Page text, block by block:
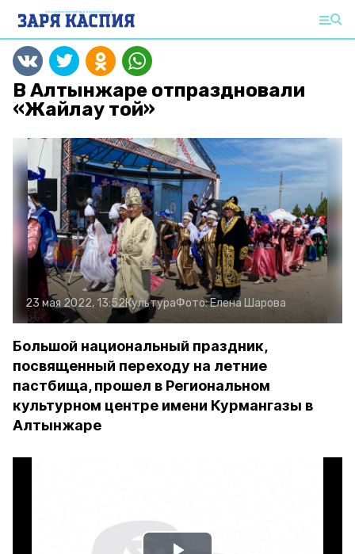
В Алтынжаре отпраздновали
«Жайлау той»
23 мая 2022, 13:52КультураФото:Елена Шарова
Большой национальный праздник,
посвященный переходу на летние
пастбища, прошел в Региональном
культурном центре имени Курмангазы в
Алтынжаре